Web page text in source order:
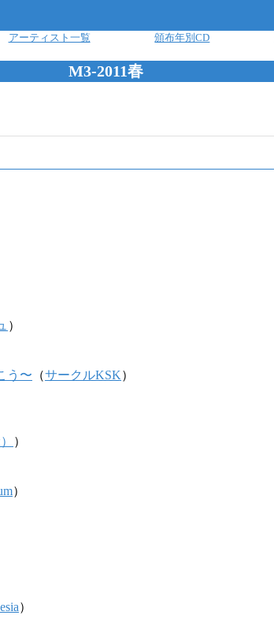
アーティスト一覧 頒布年別CD
M3-2011春
）
う〜 （サークルKSK）
）
）
）